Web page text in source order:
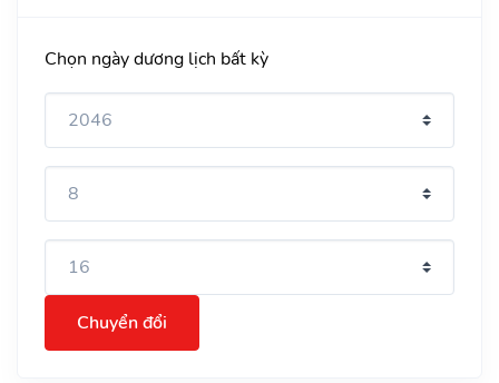
Chọn ngày dương lịch bất kỳ
Chuyển đổi